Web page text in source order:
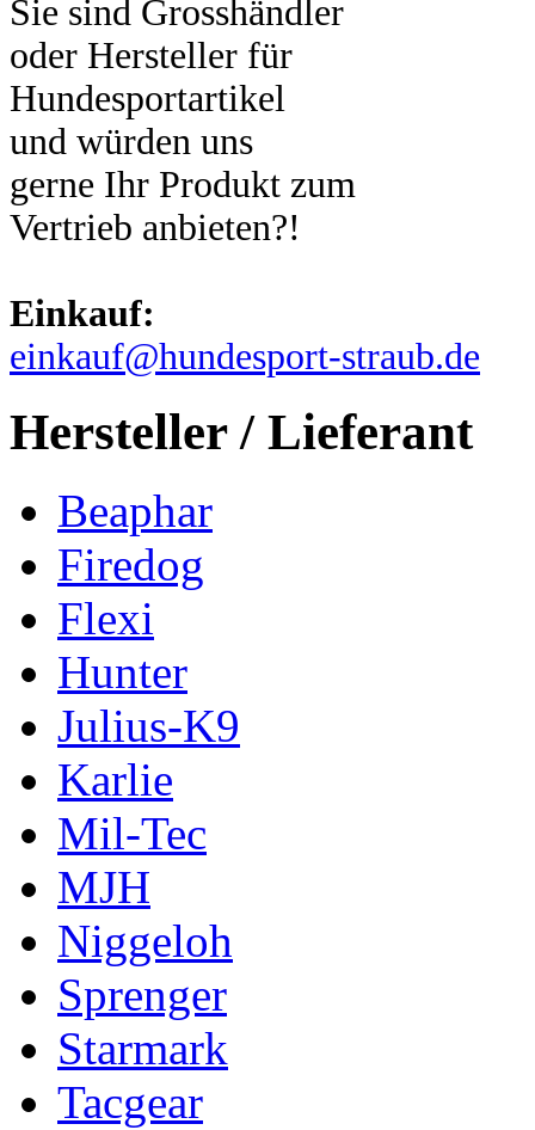
Sie sind Grosshändler
oder Hersteller für
Hundesportartikel
und würden uns
gerne Ihr Produkt zum
Vertrieb anbieten?!
Einkauf:
einkauf@hundesport-straub.de
Hersteller / Lieferant
Beaphar
Firedog
Flexi
Hunter
Julius-K9
Karlie
Mil-Tec
MJH
Niggeloh
Sprenger
Starmark
Tacgear